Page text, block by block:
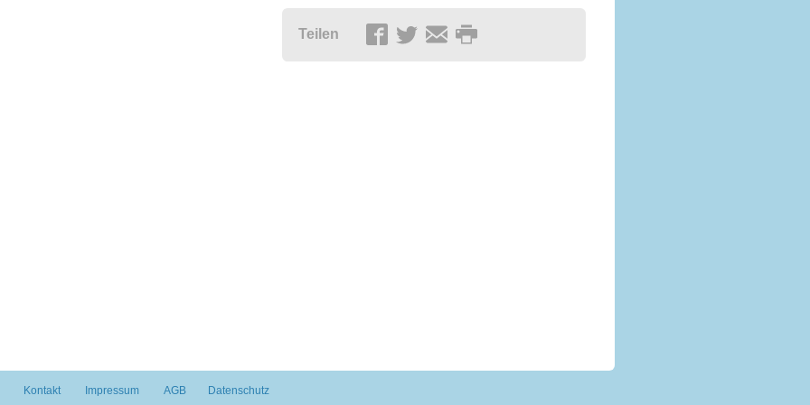
Teilen
Kontakt Impressum AGB Datenschutz